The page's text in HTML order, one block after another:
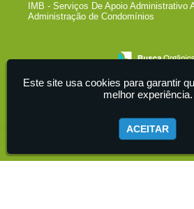
IMB - Serviços De Apoio Administrativo
Administração de Condomínios
Este site usa cookies para garantir
melhor experiência.
ACEITAR